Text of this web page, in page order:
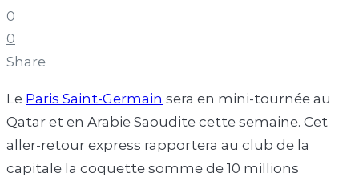
0
0
Share
Le Paris Saint-Germain sera en mini-tournée au
Qatar et en Arabie Saoudite cette semaine. Cet
aller-retour express rapportera au club de la
capitale la coquette somme de 10 millions